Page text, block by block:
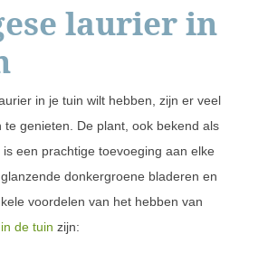
laurier in
in je tuin wilt hebben, zijn er veel
te genieten. De plant, ook bekend als
een prachtige toevoeging aan elke
donkergroene bladeren en
voordelen van het hebben van
de tuin zijn: